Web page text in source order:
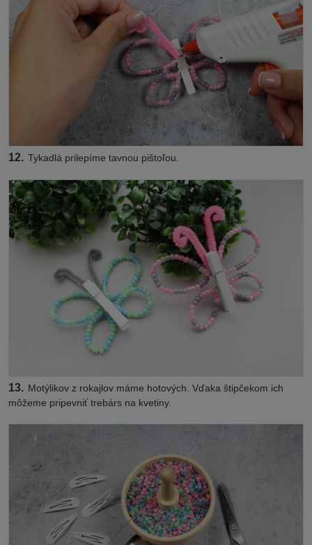
12. Tykadlá prilepíme tavnou pištoľou.
13. Motýlikov z rokajlov máme hotových. Vďaka štipčekom ich
môžeme pripevniť trebárs na kvetiny.